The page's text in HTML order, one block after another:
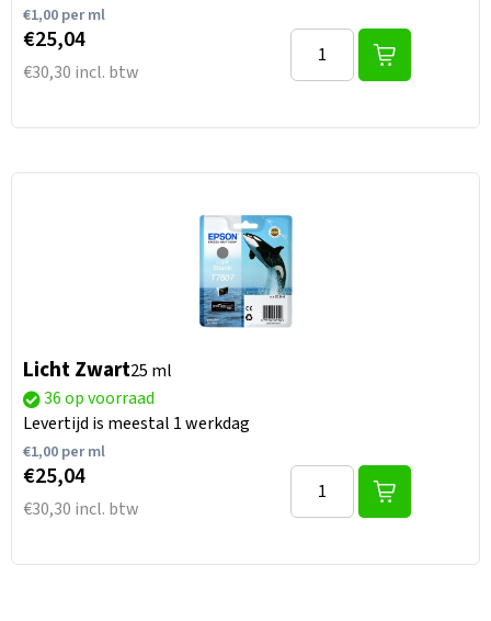
€1,00per ml
€25,04
€30,30 incl. btw
Licht Zwart25 ml
36 op voorraad
Levertijd is meestal 1 werkdag
€1,00per ml
€25,04
€30,30 incl. btw